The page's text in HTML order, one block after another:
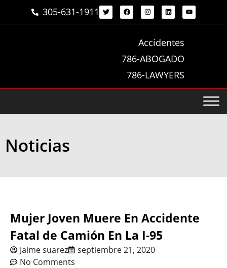
305-631-1911
Accidentes
786-ABOGADO
786-LAWYERS
Noticias
Mujer Joven Muere En Accidente
Fatal de Camión En La I-95
Jaime suarez
septiembre 21, 2020
No Comments